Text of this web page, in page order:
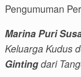
Pengumuman
Marina Puri
Keluarga Kudus
Gintingdari